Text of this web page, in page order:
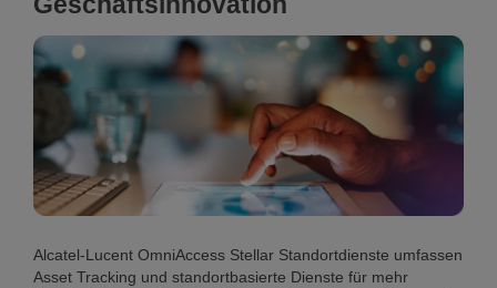
Alcatel-Lucent OmniAccess Stellar Standortdienste umfassen
Asset Tracking und standortbasierte Dienste für mehr